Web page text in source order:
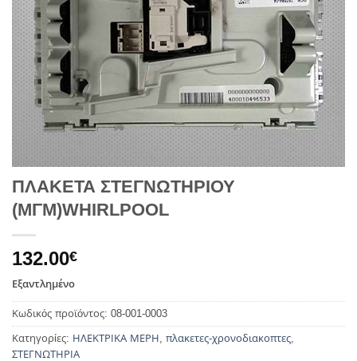
ΠΛΑΚΕΤΑ ΣΤΕΓΝΩΤΗΡΙΟΥ
(ΜΓΜ)WHIRLPOOL
132.00€
Εξαντλημένο
Κωδικός προϊόντος: 08-001-0003
Κατηγορίες: ΗΛΕΚΤΡΙΚΑ ΜΕΡΗ πλακετες-χρονοδιακοπτες
ΣΤΕΓΝΩΤΗΡΙΑ